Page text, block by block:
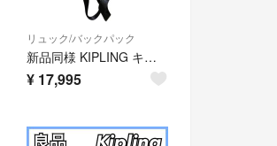
リュック/バックパック
新品同様 KIPLING キプリング スヌーピーコラボ CITY ZIP S Weightless Star バックパック ネイビー レディース 古着 中古 USED
¥ 17,995